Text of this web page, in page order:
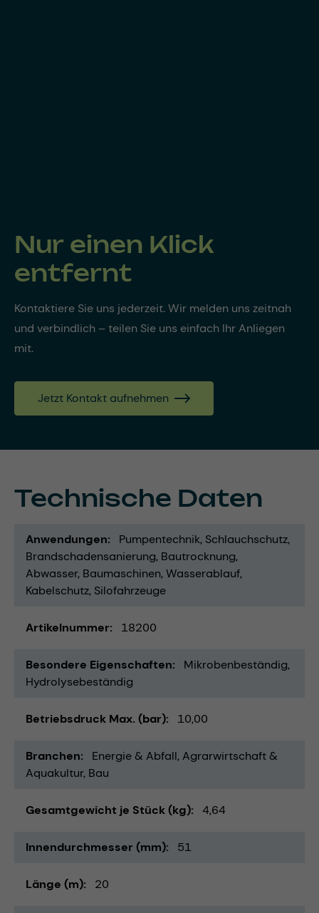
Nur einen Klick
entfernt
Kontaktiere Sie uns jederzeit. Wir melden uns zeitnah
und verbindlich – teilen Sie uns einfach Ihr Anliegen
mit.
Jetzt Kontakt aufnehmen
Technische Daten
Anwendungen Pumpentechnik Schlauchschutz
Brandschadensanierung Bautrocknung
Abwasser Baumaschinen Wasserablauf
Kabelschutz Silofahrzeuge
Artikelnummer 18200
Besondere Eigenschaften
Mikrobenbeständig
Hydrolysebeständig
Betriebsdruck Max. (bar) 10,00
Branchen Energie & Abfall Agrarwirtschaft &
Aquakultur Bau
Gesamtgewicht je Stück (kg) 4,64
Innendurchmesser (mm) 51
Länge (m) 20